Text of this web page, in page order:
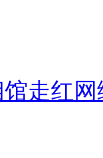
走红网